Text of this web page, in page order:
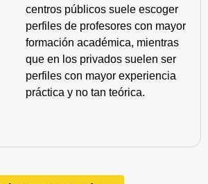
centros públicos suele escoger
perfiles de profesores con mayor
formación académica, mientras
que en los privados suelen ser
perfiles con mayor experiencia
práctica y no tan teórica.